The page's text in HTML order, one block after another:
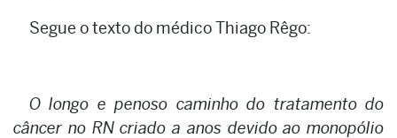
Segue o texto do médico Thiago Rêgo:
O longo e penoso caminho do tratamento do
câncer no RN criado a anos devido ao monopólio